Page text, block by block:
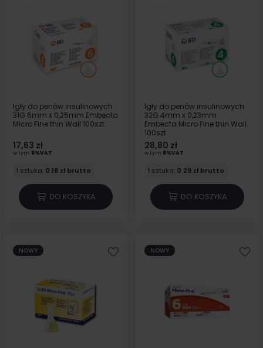
Igły do penów insulinowych
31G 6mm x 0,25mm Embecta
Micro Fine thin Wall 100szt
17,63 zł
w tym 8%VAT
1 sztuka: 0.18 zł brutto
DO KOSZYKA
Igły do penów insulinowych
32G 4mm x 0,23mm
Embecta Micro Fine thin Wall
100szt
28,80 zł
w tym 8%VAT
1 sztuka: 0.29 zł brutto
DO KOSZYKA
NOWY NOWY